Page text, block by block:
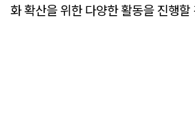
화 확산을 위한 다양한 활동을 진행